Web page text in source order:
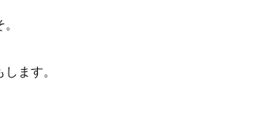
ます。